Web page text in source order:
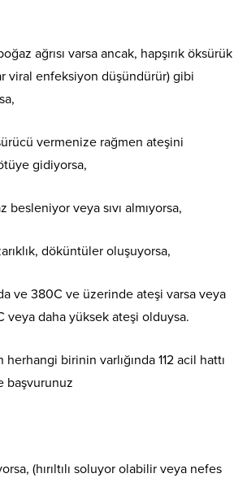
ağrısı varsa ancak, hapşırık öksürük
viral enfeksiyon düşündürür) gibi
vermenize rağmen ateşini
gidiyorsa,
veya sıvı almıyorsa,
döküntüler oluşuyorsa,
ve 380C ve üzerinde ateşi varsa veya
veya daha yüksek ateşi olduysa.
birinin varlığında 112 acil hattı
başvurunuz
(hırıltılı soluyor olabilir veya nefes